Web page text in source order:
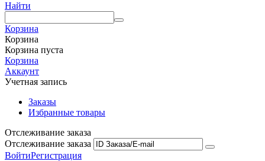
Найти
Корзина
Корзина
Корзина пуста
Корзина
Аккаунт
Учетная запись
Заказы
Избранные товары
Отслеживание заказа
Отслеживание заказа
ВойтиРегистрация